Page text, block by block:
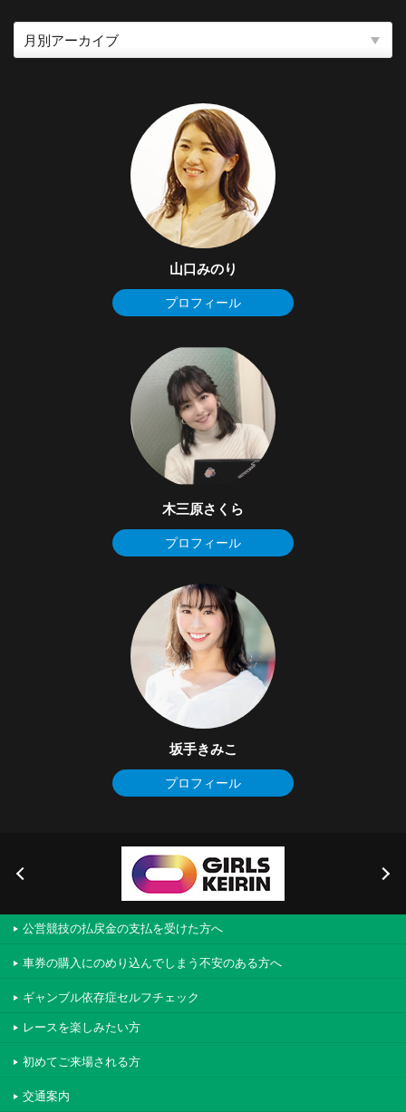
山口みのり
プロフィール
木三原さくら
プロフィール
坂手きみこ
プロフィール
公営競技の払戻金の支払を受けた方へ
車券の購入にのめり込んでしまう不安のある方へ
ギャンブル依存症セルフチェック
レースを楽しみたい方
初めてご来場される方
交通案内